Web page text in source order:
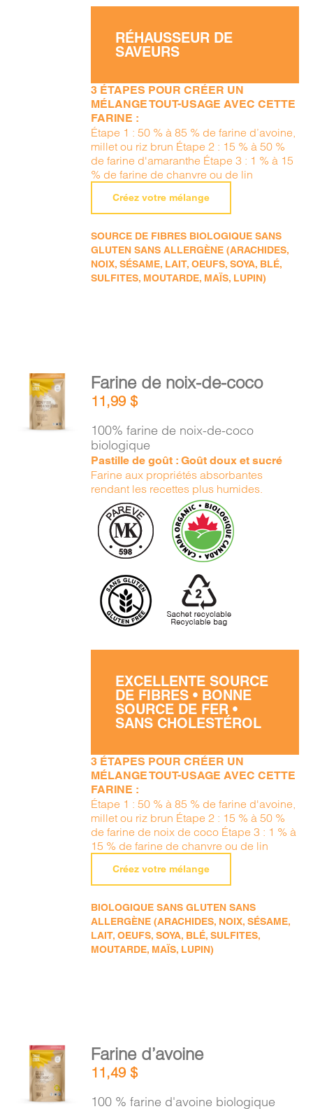
RÉHAUSSEUR DE
SAVEURS
3 ÉTAPES POUR CRÉER UN
MÉLANGE TOUT-USAGE AVEC CETTE
FARINE :
Étape 1 : 50 % à 85 % de farine d’avoine,
millet ou riz brun Étape 2 : 15 % à 50 %
de farine d'amaranthe Étape 3 : 1 % à 15
% de farine de chanvre ou de lin
Créez votre mélange
SOURCE DE FIBRES BIOLOGIQUE SANS
GLUTEN SANS ALLERGÈNE (ARACHIDES,
NOIX, SÉSAME, LAIT, OEUFS, SOYA, BLÉ,
SULFITES, MOUTARDE, MAÏS, LUPIN)
AJOUTER
AU
PANIER
Farine de noix-de-coco
11,99$
100% farine de noix-de-coco
biologique
Pastille de goût : Goût doux et sucré
Farine aux propriétés absorbantes
rendant les recettes plus humides.
EXCELLENTE SOURCE
DE FIBRES • BONNE
SOURCE DE FER •
SANS CHOLESTÉROL
3 ÉTAPES POUR CRÉER UN
MÉLANGE TOUT-USAGE AVEC CETTE
FARINE :
Étape 1 : 50 % à 85 % de farine d'avoine,
millet ou riz brun Étape 2 : 15 % à 50 %
de farine de noix de coco Étape 3 : 1 % à
15 % de farine de chanvre ou de lin
Créez votre mélange
BIOLOGIQUE SANS GLUTEN SANS
ALLERGÈNE (ARACHIDES, NOIX, SÉSAME,
LAIT, OEUFS, SOYA, BLÉ, SULFITES,
MOUTARDE, MAÏS, LUPIN)
AJOUTER
AU
PANIER
Farine d’avoine
11,49$
100 % farine d'avoine biologique